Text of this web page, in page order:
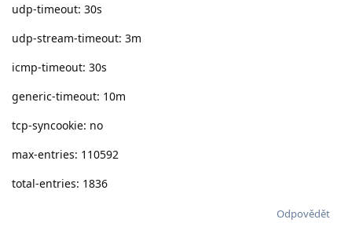
udp-timeout: 30s
udp-stream-timeout: 3m
icmp-timeout: 30s
generic-timeout: 10m
tcp-syncookie: no
max-entries: 110592
total-entries: 1836
Odpovědět